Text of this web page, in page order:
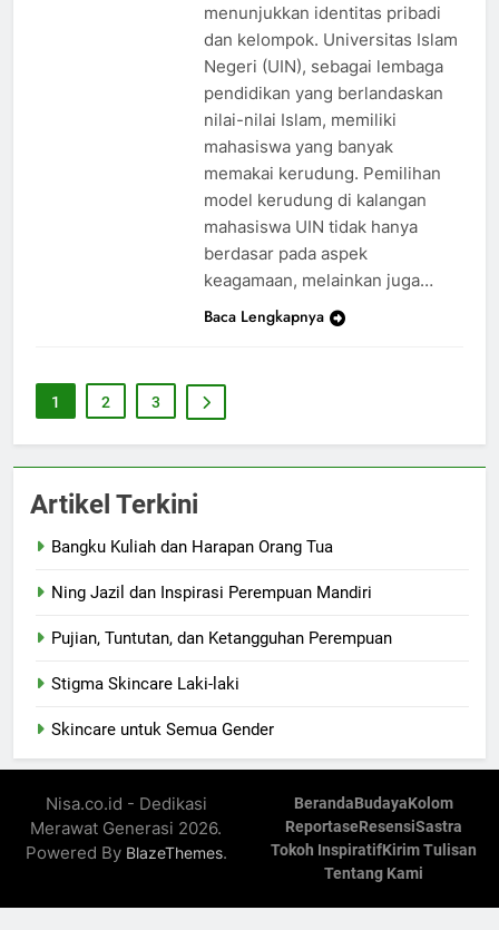
menunjukkan identitas pribadi
dan kelompok. Universitas Islam
Negeri (UIN), sebagai lembaga
pendidikan yang berlandaskan
nilai-nilai Islam, memiliki
mahasiswa yang banyak
memakai kerudung. Pemilihan
model kerudung di kalangan
mahasiswa UIN tidak hanya
berdasar pada aspek
keagamaan, melainkan juga…
Baca Lengkapnya
1 2 3
Artikel Terkini
Bangku Kuliah dan Harapan Orang Tua
Ning Jazil dan Inspirasi Perempuan Mandiri
Pujian, Tuntutan, dan Ketangguhan Perempuan
Stigma Skincare Laki-laki
Skincare untuk Semua Gender
Nisa.co.id - Dedikasi
Merawat Generasi 2026.
Powered By BlazeThemes.
BerandaBudayaKolom
ReportaseResensiSastra
Tokoh InspiratifKirim Tulisan
Tentang Kami